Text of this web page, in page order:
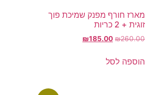
מארז חורף מפנק שמיכת פוך
זוגית + 2 כריות
₪260.00
₪185.00
הוספה לסל